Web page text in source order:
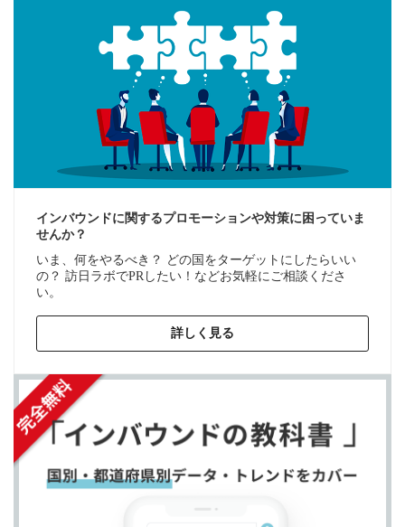
インバウンドに関するプロモーションや対策に困っていま
せんか？
いま、何をやるべき？ どの国をターゲットにしたらいい
の？ 訪日ラボでPRしたい！などお気軽にご相談くださ
い。
詳しく見る